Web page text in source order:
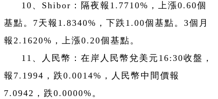
10、Shibor：隔夜報1.7710%，上漲0.60個
基點。7天報1.8340%，下跌1.00個基點。3個月
報2.1620%，上漲0.20個基點。
11、人民幣：在岸人民幣兌美元16:30收盤，
報7.1994，跌0.0014%，人民幣中間價報
7.0942，跌0.0000%。